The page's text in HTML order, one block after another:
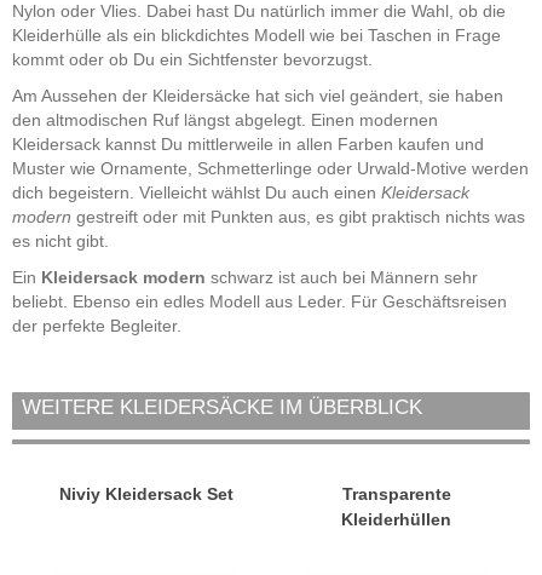
Nylon oder Vlies. Dabei hast Du natürlich immer die Wahl, ob die
Kleiderhülle als ein blickdichtes Modell wie bei Taschen in Frage
kommt oder ob Du ein Sichtfenster bevorzugst.
Am Aussehen der Kleidersäcke hat sich viel geändert, sie haben
den altmodischen Ruf längst abgelegt. Einen modernen
Kleidersack kannst Du mittlerweile in allen Farben kaufen und
Muster wie Ornamente, Schmetterlinge oder Urwald-Motive werden
dich begeistern. Vielleicht wählst Du auch einen Kleidersack
modern gestreift oder mit Punkten aus, es gibt praktisch nichts was
es nicht gibt.
Ein Kleidersack modern schwarz ist auch bei Männern sehr
beliebt. Ebenso ein edles Modell aus Leder. Für Geschäftsreisen
der perfekte Begleiter.
WEITERE KLEIDERSÄCKE IM ÜBERBLICK
Niviy Kleidersack Set
Transparente
Kleiderhüllen